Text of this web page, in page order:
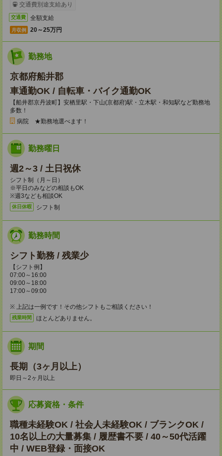
交通費別途支給あり
交通費 全額支給
月収例 20～25万円
勤務地
京都府船井郡
車通勤OK / 自転車・バイク通勤OK
【船井郡京丹波町】安栖里駅・下山(京都府)駅・立木駅・和知駅など勤務地
多数！
病院 ★勤務地選べます！
勤務曜日
週2～3 / 土日祝休
シフト制（月～日）
※平日のみなどの相談もOK
※週3なども相談OK
休日休暇 シフト制
勤務時間
シフト勤務 / 残業少
【シフト例】
07:00～16:00
09:00～18:00
17:00～09:00
※ 上記は一例です！その他シフトもご相談ください！
残業時間 ほとんどありません。
期間
長期（3ヶ月以上）
即日～2ヶ月以上
応募資格・条件
職種未経験OK / 社会人未経験OK / ブランクOK /
10名以上の大量募集 / 履歴書不要 / 40～50代活躍
中 / WEB登録・面接OK